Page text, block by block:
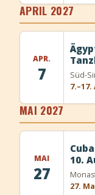
APRIL 2027
APR.
7 Süd-
MAI 2027
MAI
27
10.
27.